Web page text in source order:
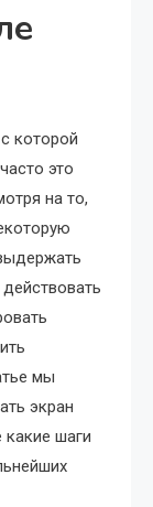
которой
это
на то,
мы
экран
шаги